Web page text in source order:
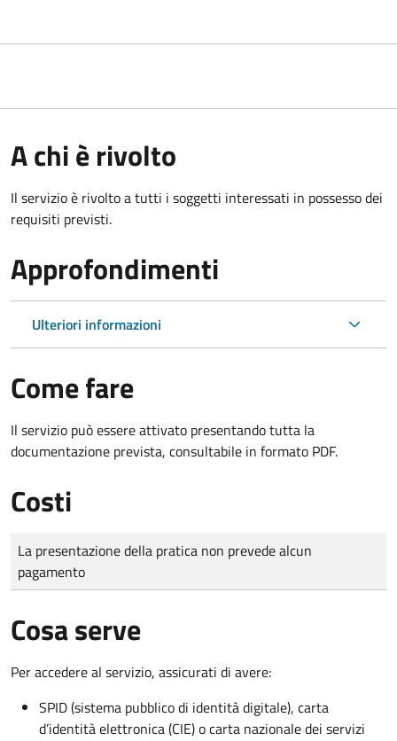
A chi è rivolto
Il servizio è rivolto a tutti i soggetti interessati in possesso dei
requisiti previsti.
Approfondimenti
Ulteriori informazioni
Come fare
Il servizio può essere attivato presentando tutta la
documentazione prevista, consultabile in formato PDF.
Costi
Tipo di pagamento
Importo
La presentazione della pratica non prevede alcun
pagamento
Cosa serve
Per accedere al servizio, assicurati di avere:
SPID (sistema pubblico di identità digitale), carta
d’identità elettronica (CIE) o carta nazionale dei servizi